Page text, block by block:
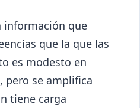
información que
que la que las
es modesto en
pero se amplifica
tiene carga